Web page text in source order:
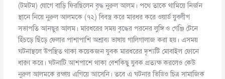
(টমটম) যোগে বাড়ি ফিরছিলেন বৃদ্ধ নুরুল আলম। পথে তাকে থামিয়ে নির্জন
স্থানে নিয়ে নুরুল আলমকে (৭২) বিবস্ত্র করে মারধর করে ওয়ার্ড যুবলীগ
সভাপতি আনছুর আলম। মারধরের সময় বৃদ্ধের পরনের লুঙ্গি ও গেঞ্জি টেনে
হিঁচড়ে ছিঁড়ে ফেলার পাশাপাশি অশ্রাব্য ভাষায় গালিগালাজ করা হয়। এসময়
ঘটনাস্থলে উপস্থিত থাকা কয়েকজন যুবক মারধরের দৃশ্যটি মোবাইল ফোনে
ধারণ করে। ঘটনাটি আশপাশে থাকা বেশকিছু যুবক প্রত্যক্ষ করলেও কেউ
নুরুল আলমকে রক্ষায় এগিয়ে আসেনি। তবে এ ঘটনার ভিডিও চিত্র সামাজিক